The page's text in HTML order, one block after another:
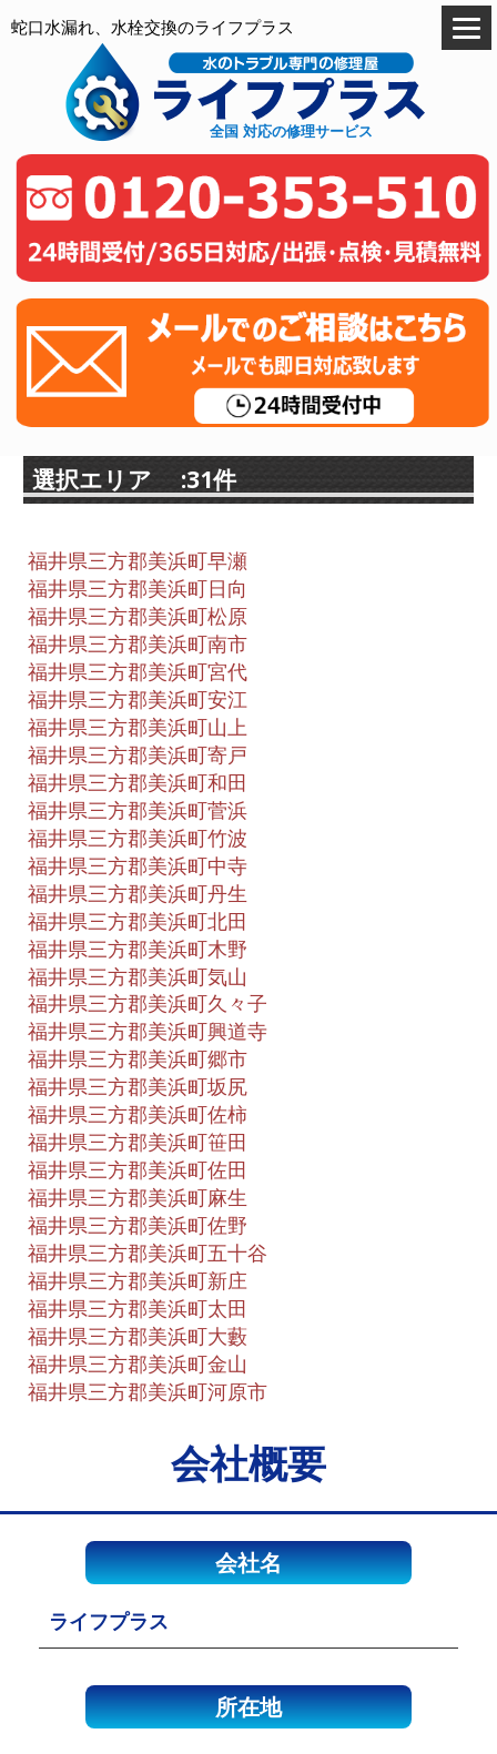
蛇口水漏れ、水栓交換のライフプラス
全国 対応の修理サービス
選択エリア :31件
福井県三方郡美浜町早瀬
福井県三方郡美浜町日向
福井県三方郡美浜町松原
福井県三方郡美浜町南市
福井県三方郡美浜町宮代
福井県三方郡美浜町安江
福井県三方郡美浜町山上
福井県三方郡美浜町寄戸
福井県三方郡美浜町和田
福井県三方郡美浜町菅浜
福井県三方郡美浜町竹波
福井県三方郡美浜町中寺
福井県三方郡美浜町丹生
福井県三方郡美浜町北田
福井県三方郡美浜町木野
福井県三方郡美浜町気山
福井県三方郡美浜町久々子
福井県三方郡美浜町興道寺
福井県三方郡美浜町郷市
福井県三方郡美浜町坂尻
福井県三方郡美浜町佐柿
福井県三方郡美浜町笹田
福井県三方郡美浜町佐田
福井県三方郡美浜町麻生
福井県三方郡美浜町佐野
福井県三方郡美浜町五十谷
福井県三方郡美浜町新庄
福井県三方郡美浜町太田
福井県三方郡美浜町大藪
福井県三方郡美浜町金山
福井県三方郡美浜町河原市
会社概要
会社名
ライフプラス
所在地